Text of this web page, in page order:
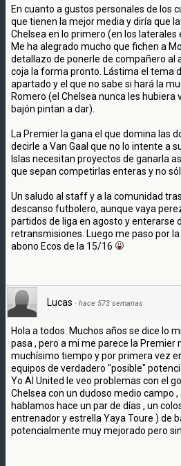
En cuanto a gustos personales de los
que tienen la mejor media y diría que
Chelsea en lo primero (en los laterales
Me ha alegrado mucho que fichen a
detallazo de ponerle de compañero al
coja la forma pronto. Lástima el tema
apartado y el que no sabe si hará la
Romero (el Chelsea nunca les hubiera
bajón pintan a dar).
La Premier la gana el que domina las
decirle a Van Gaal que no lo intente a
Islas necesitan proyectos de ganarla
que sepan competirlas enteras y no
Un saludo al staff y a la comunidad
descanso futbolero, aunque vaya
partidos de liga en agosto y enterarse
retransmisiones. Luego me paso por
abono Ecos de la 15/16
Lucas · hace 573 semanas
Hola a todos. Muchos años se dice lo
pasa , pero a mi me parece la Premier
muchísimo tiempo y por primera vez
equipos de verdadero "posible"
Yo Al United le veo problemas con el
Chelsea con un dudoso medio campo ,
hablamos hace un par de días , un
entrenador y estrella Yaya Toure ) de
potencialmente muy mejorado pero sin